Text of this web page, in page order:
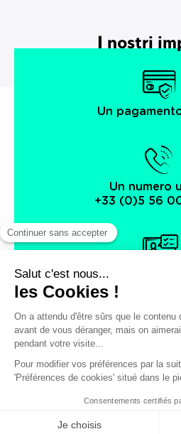
I nostri
Un
Un numero
+33 (0)5 56
Protezione dei
Facebook